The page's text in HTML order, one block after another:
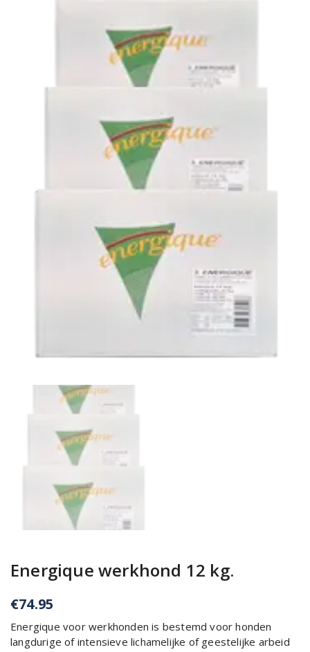
Energique werkhond 12 kg.
€74.95
Energique voor werkhonden is bestemd voor honden
langdurige of intensieve lichamelijke of geestelijke arbeid